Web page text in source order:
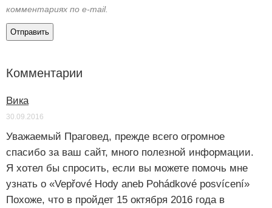
комментариях по e-mail.
Комментарии
Вика
30.09.2016
Уважаемый Праговед, прежде всего огромное
спасибо за ваш сайт, много полезной информации.
Я хотел бы спросить, если вы можете помочь мне
узнать о «Vepřové Hody aneb Pohádkové posvícení»
Похоже, что в пройдет 15 октября 2016 года в